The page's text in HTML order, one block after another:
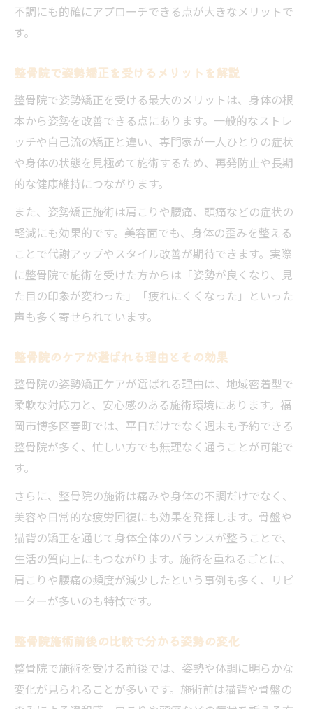
不調にも的確にアプローチできる点が大きなメリットで
す。
整骨院で姿勢矯正を受けるメリットを解説
整骨院で姿勢矯正を受ける最大のメリットは、身体の根
本から姿勢を改善できる点にあります。一般的なストレ
ッチや自己流の矯正と違い、専門家が一人ひとりの症状
や身体の状態を見極めて施術するため、再発防止や長期
的な健康維持につながります。
また、姿勢矯正施術は肩こりや腰痛、頭痛などの症状の
軽減にも効果的です。美容面でも、身体の歪みを整える
ことで代謝アップやスタイル改善が期待できます。実際
に整骨院で施術を受けた方からは「姿勢が良くなり、見
た目の印象が変わった」「疲れにくくなった」といった
声も多く寄せられています。
整骨院のケアが選ばれる理由とその効果
整骨院の姿勢矯正ケアが選ばれる理由は、地域密着型で
柔軟な対応力と、安心感のある施術環境にあります。福
岡市博多区春町では、平日だけでなく週末も予約できる
整骨院が多く、忙しい方でも無理なく通うことが可能で
す。
さらに、整骨院の施術は痛みや身体の不調だけでなく、
美容や日常的な疲労回復にも効果を発揮します。骨盤や
猫背の矯正を通じて身体全体のバランスが整うことで、
生活の質向上にもつながります。施術を重ねるごとに、
肩こりや腰痛の頻度が減少したという事例も多く、リピ
ーターが多いのも特徴です。
整骨院施術前後の比較で分かる姿勢の変化
整骨院で施術を受ける前後では、姿勢や体調に明らかな
変化が見られることが多いです。施術前は猫背や骨盤の